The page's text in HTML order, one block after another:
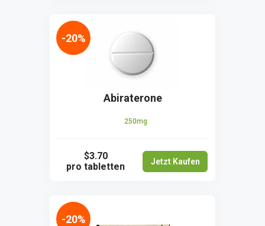
Abiraterone
250mg
$3.70
pro tabletten
Jetzt Kaufen
-20%
-20%